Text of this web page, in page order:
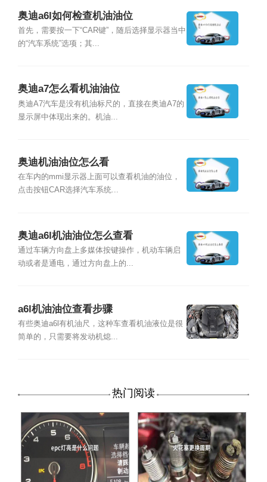
奥迪a6l如何检查机油油位
首先，需要按一下“CAR键”，随后选择显示器当中
的“汽车系统”选项；其...
奥迪a7怎么看机油油位
奥迪A7汽车是没有机油标尺的，直接在奥迪A7的
显示屏中体现出来的。机油...
奥迪机油油位怎么看
在车内的mmi显示器上面可以查看机油的油位，
点击按钮CAR选择汽车系统...
奥迪a6l机油油位怎么查看
通过车辆方向盘上多媒体按键操作，机动车辆启
动或者是通电，通过方向盘上的...
a6l机油油位查看步骤
有些奥迪a6l有机油尺，这种车查看机油液位是很
简单的，只需要将发动机熄...
热门阅读